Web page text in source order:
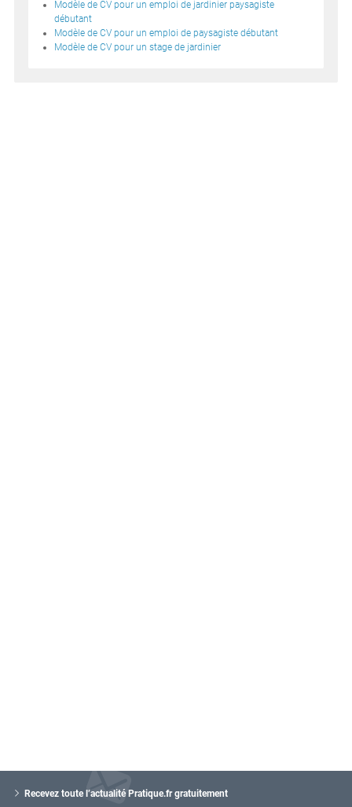
Modèle de CV pour un emploi de jardinier paysagiste
débutant
Modèle de CV pour un emploi de paysagiste débutant
Modèle de CV pour un stage de jardinier
Recevez toute l’actualité Pratique.fr gratuitement
o